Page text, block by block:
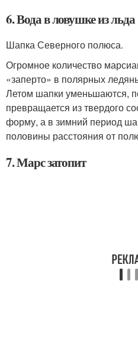
6. Вода в ловушке из льда
Шапка Северного полюса.
Огромное количество
«заперто» в полярных
Летом шапки уменьшаются,
превращается из твердого
форму, а в зимний период
половины расстояния от
7. Марс затопит